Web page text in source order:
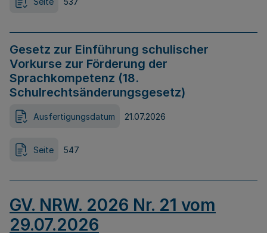
Gesetz zur Einführung schulischer
Vorkurse zur Förderung der
Sprachkompetenz (18.
Schulrechtsänderungsgesetz)
Ausfertigungsdatum 21.07.2026
Seite 547
GV. NRW. 2026 Nr. 21 vom
29.07.2026